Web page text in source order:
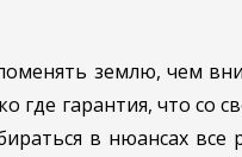
землю, чем
где гарантия, что со
в нюансах все